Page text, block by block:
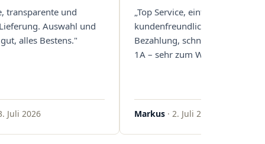
transparente und
Auswahl und
alles Bestens."
Juli 2026
„Top Service, einfache und
kundenfreundliche Abwicklung
Bezahlung, schnelle Lieferung.
1A – sehr zum
Markus · 2. Juli 2026